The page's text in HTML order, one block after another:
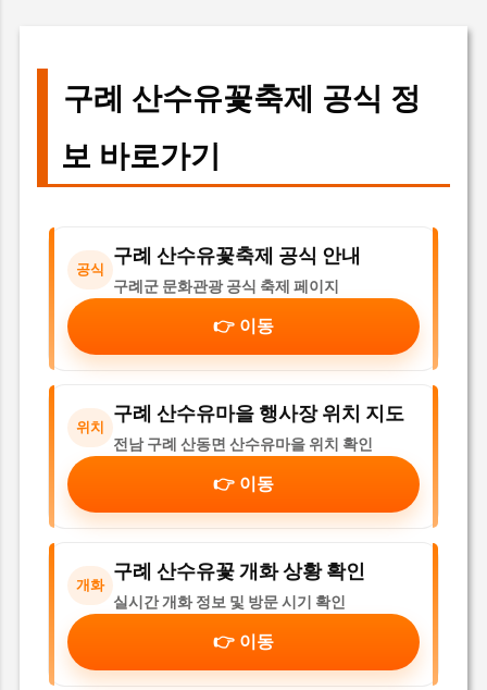
구례 산수유꽃축제 공식 정
보 바로가기
공식
구례 산수유꽃축제 공식 안내
구례군 문화관광 공식 축제 페이지
👉 이동
위치
구례 산수유마을 행사장 위치 지도
전남 구례 산동면 산수유마을 위치 확인
👉 이동
개화
구례 산수유꽃 개화 상황 확인
실시간 개화 정보 및 방문 시기 확인
👉 이동